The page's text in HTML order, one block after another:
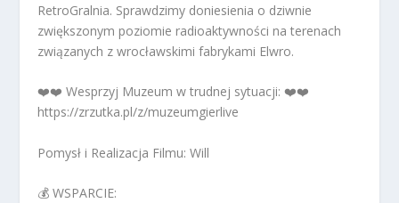
RetroGralnia. Sprawdzimy doniesienia o dziwnie
zwiększonym poziomie radioaktywności na terenach
związanych z wrocławskimi fabrykami Elwro.
❤️❤️ Wesprzyj Muzeum w trudnej sytuacji: ❤️❤️
https://zrzutka.pl/z/muzeumgierlive​
Pomysł i Realizacja Filmu: Will
💰 WSPARCIE: